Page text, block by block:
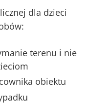
dla dzieci
terenu i nie
obiektu